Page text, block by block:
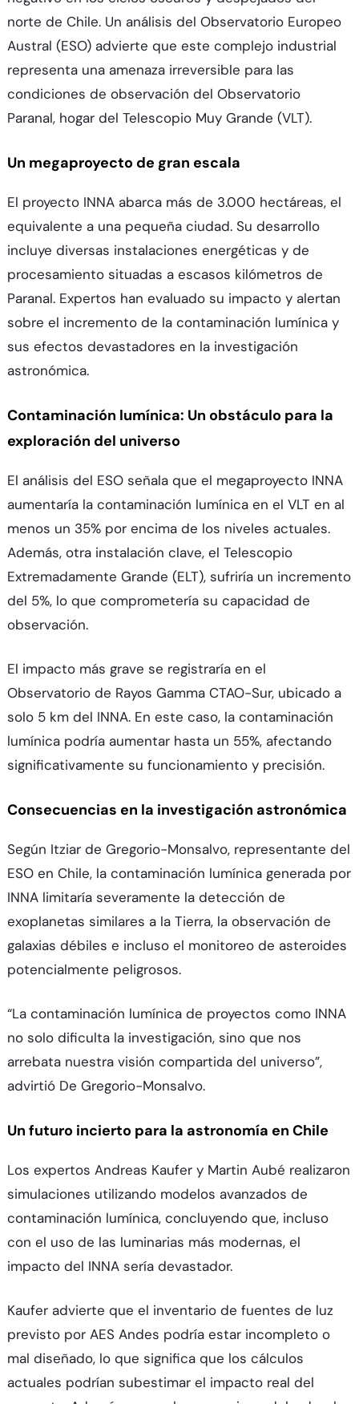
norte de Chile. Un análisis del Observatorio Europeo
Austral (ESO) advierte que este complejo industrial
representa una amenaza irreversible para las
condiciones de observación del Observatorio
Paranal, hogar del Telescopio Muy Grande (VLT).
Un megaproyecto de gran escala
El proyecto INNA abarca más de 3.000 hectáreas, el
equivalente a una pequeña ciudad. Su desarrollo
incluye diversas instalaciones energéticas y de
procesamiento situadas a escasos kilómetros de
Paranal. Expertos han evaluado su impacto y alertan
sobre el incremento de la contaminación lumínica y
sus efectos devastadores en la investigación
astronómica.
Contaminación lumínica: Un obstáculo para la
exploración del universo
El análisis del ESO señala que el megaproyecto INNA
aumentaría la contaminación lumínica en el VLT en al
menos un 35% por encima de los niveles actuales.
Además, otra instalación clave, el Telescopio
Extremadamente Grande (ELT), sufriría un incremento
del 5%, lo que comprometería su capacidad de
observación.
El impacto más grave se registraría en el
Observatorio de Rayos Gamma CTAO-Sur, ubicado a
solo 5 km del INNA. En este caso, la contaminación
lumínica podría aumentar hasta un 55%, afectando
significativamente su funcionamiento y precisión.
Consecuencias en la investigación astronómica
Según Itziar de Gregorio-Monsalvo, representante del
ESO en Chile, la contaminación lumínica generada por
INNA limitaría severamente la detección de
exoplanetas similares a la Tierra, la observación de
galaxias débiles e incluso el monitoreo de asteroides
potencialmente peligrosos.
“La contaminación lumínica de proyectos como INNA
no solo dificulta la investigación, sino que nos
arrebata nuestra visión compartida del universo”,
advirtió De Gregorio-Monsalvo.
Un futuro incierto para la astronomía en Chile
Los expertos Andreas Kaufer y Martin Aubé realizaron
simulaciones utilizando modelos avanzados de
contaminación lumínica, concluyendo que, incluso
con el uso de las luminarias más modernas, el
impacto del INNA sería devastador.
Kaufer advierte que el inventario de fuentes de luz
previsto por AES Andes podría estar incompleto o
mal diseñado, lo que significa que los cálculos
actuales podrían subestimar el impacto real del